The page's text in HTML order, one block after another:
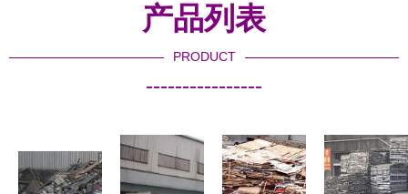
产品列表
PRODUCT
----------------